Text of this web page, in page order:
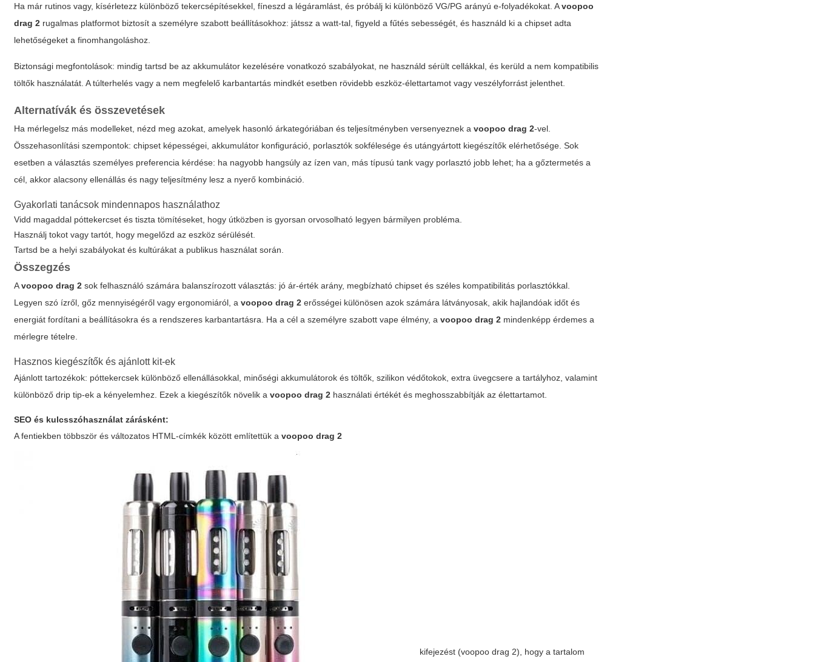
Ha már rutinos vagy, kísérletezz különböző tekercsépítésekkel, fíneszd a légáramlást, és próbálj ki különböző VG/PG arányú e-folyadékokat. Avoopoo
drag 2 rugalmas platformot biztosít a személyre szabott beállításokhoz: játssz a watt-tal, figyeld a fűtés sebességét, és használd ki a chipset adta
lehetőségeket a finomhangoláshoz.
Biztonsági megfontolások: mindig tartsd be az akkumulátor kezelésére vonatkozó szabályokat, ne használd sérült cellákkal, és kerüld a nem kompatibilis
töltők használatát. A túlterhelés vagy a nem megfelelő karbantartás mindkét esetben rövidebb eszköz-élettartamot vagy veszélyforrást jelenthet.
Alternatívák és összevetések
Ha mérlegelsz más modelleket, nézd meg azokat, amelyek hasonló árkategóriában és teljesítményben versenyeznek avoopoo drag 2-vel.
Összehasonlítási szempontok: chipset képességei, akkumulátor konfiguráció, porlasztók sokfélesége és utángyártott kiegészítők elérhetősége. Sok
esetben a választás személyes preferencia kérdése: ha nagyobb hangsúly az ízen van, más típusú tank vagy porlasztó jobb lehet; ha a gőztermetés a
cél, akkor alacsony ellenállás és nagy teljesítmény lesz a nyerő kombináció.
Gyakorlati tanácsok mindennapos használathoz
Vidd magaddal póttekercset és tiszta tömítéseket, hogy útközben is gyorsan orvosolható legyen bármilyen probléma.
Használj tokot vagy tartót, hogy megelőzd az eszköz sérülését.
Tartsd be a helyi szabályokat és kultúrákat a publikus használat során.
Összegzés
Avoopoo drag 2 sok felhasználó számára balanszírozott választás: jó ár-érték arány, megbízható chipset és széles kompatibilitás porlasztókkal.
Legyen szó ízről, gőz mennyiségéről vagy ergonomiáról, avoopoo drag 2 erősségei különösen azok számára látványosak, akik hajlandóak időt és
energiát fordítani a beállításokra és a rendszeres karbantartásra. Ha a cél a személyre szabott vape élmény, avoopoo drag 2 mindenképp érdemes a
mérlegre tételre.
Hasznos kiegészítők és ajánlott kit-ek
Ajánlott tartozékok: póttekercsek különböző ellenállásokkal, minőségi akkumulátorok és töltők, szilikon védőtokok, extra üvegcsere a tartályhoz, valamint
különböző drip tip-ek a kényelemhez. Ezek a kiegészítők növelik avoopoo drag 2 használati értékét és meghosszabbítják az élettartamot.
SEO és kulcsszóhasználat zárásként:
A fentiekben többször és változatos HTML-címkék között említettük avoopoo drag 2
kifejezést (voopoo drag 2), hogy a tartalom